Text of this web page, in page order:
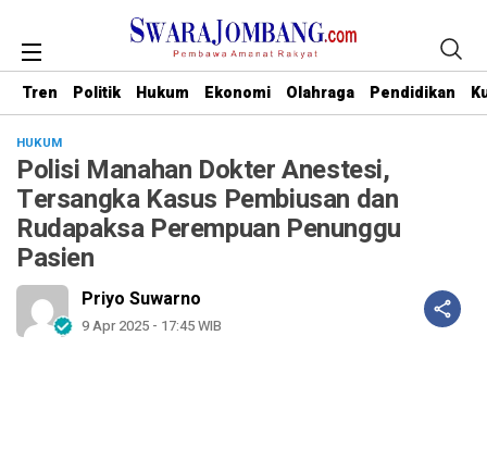
Tren Politik Hukum Ekonomi Olahraga Pendidikan
HUKUM
Polisi Manahan Dokter Anestesi,
Tersangka Kasus Pembiusan dan
Rudapaksa Perempuan Penunggu
Pasien
Priyo Suwarno
9 Apr 2025 - 17:45 WIB